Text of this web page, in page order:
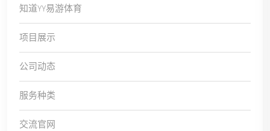
知道YY易游体育
项目展示
公司动态
服务种类
交流官网